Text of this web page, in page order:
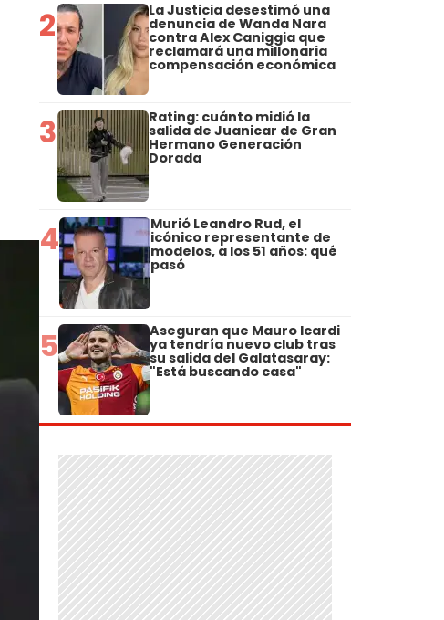
2 La Justicia desestimó una
denuncia de Wanda Nara
contra Alex Caniggia que
reclamará una millonaria
compensación económica
3 Rating: cuánto midió la
salida de Juanicar de Gran
Hermano Generación
Dorada
4 Murió Leandro Rud, el
icónico representante de
modelos, a los 51 años: qué
pasó
5 Aseguran que Mauro Icardi
ya tendría nuevo club tras
su salida del Galatasaray:
"Está buscando casa"